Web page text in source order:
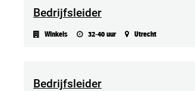
Bedrijfsleider
Winkels 32-40 uur Utrecht
Bedrijfsleider